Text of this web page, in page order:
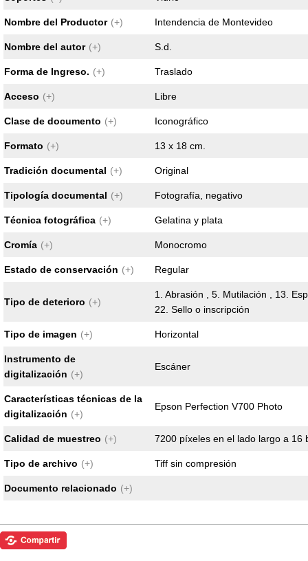
Nombre del Productor (+) Intendencia de Montevideo
Nombre del autor (+) S.d.
Forma de Ingreso. (+) Traslado
Acceso (+) Libre
Clase de documento (+) Iconográfico
Formato (+) 13 x 18 cm.
Tradición documental (+) Original
Tipología documental (+) Fotografía, negativo
Técnica fotográfica (+) Gelatina y plata
Cromía (+) Monocromo
Estado de conservación (+) Regular
Tipo de deterioro (+)
1. Abrasión , 5. Mutilación , 13.
22. Sello o inscripción
Tipo de imagen (+) Horizontal
Instrumento de
digitalización (+)
Escáner
Características técnicas de la
digitalización (+)
Epson Perfection V700 Photo
Calidad de muestreo (+) 7200 píxeles en el lado largo a 16
Tipo de archivo (+) Tiff sin compresión
Documento relacionado (+)